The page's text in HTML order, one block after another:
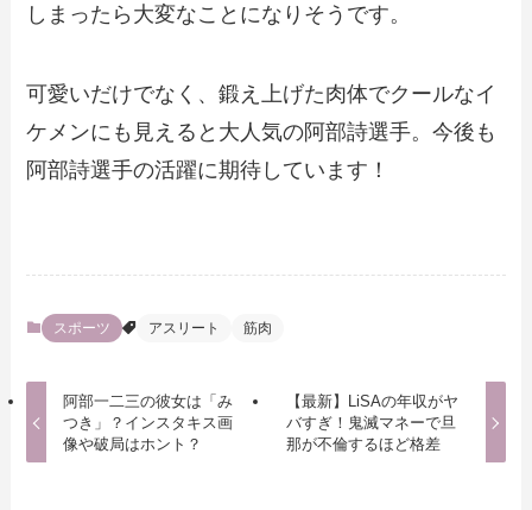
しまったら大変なことになりそうです。
可愛いだけでなく、鍛え上げた肉体でクールなイ
ケメンにも見えると大人気の阿部詩選手。今後も
阿部詩選手の活躍に期待しています！
スポーツ アスリート 筋肉
阿部一二三の彼女は「み
つき」？インスタキス画
像や破局はホント？
【最新】LiSAの年収がヤ
バすぎ！鬼滅マネーで旦
那が不倫するほど格差